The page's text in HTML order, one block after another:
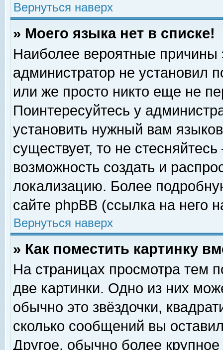
Вернуться наверх
» Моего языка нет в списке!
Наиболее вероятные причины
администратор не установил
или же просто никто еще не
Поинтересуйтесь у
установить нужный вам
существует, то не
возможность создать и
локализацию. Более
сайте phpBB (ссылка на него
Вернуться наверх
» Как поместить картинку
На страницах просмотра тем
две картинки. Одно из них
обычно это звёздочки,
сколько сообщений вы
Другое, обычно более